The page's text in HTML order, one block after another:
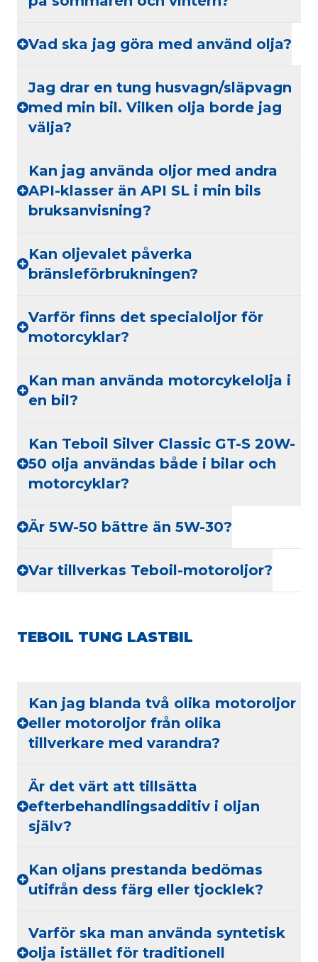
Vad ska jag göra med använd olja?
Jag drar en tung husvagn/släpvagn
med min bil. Vilken olja borde jag
välja?
Kan jag använda oljor med andra
API-klasser än API SL i min bils
bruksanvisning?
Kan oljevalet påverka
bränsleförbrukningen?
Varför finns det specialoljor för
motorcyklar?
Kan man använda motorcykelolja i
en bil?
Kan Teboil Silver Classic GT-S 20W-
50 olja användas både i bilar och
motorcyklar?
Är 5W-50 bättre än 5W-30?
Var tillverkas Teboil-motoroljor?
TEBOIL TUNG LASTBIL
Kan jag blanda två olika motoroljor
eller motoroljor från olika
tillverkare med varandra?
Är det värt att tillsätta
efterbehandlingsadditiv i oljan
själv?
Kan oljans prestanda bedömas
utifrån dess färg eller tjocklek?
Varför ska man använda syntetisk
olja istället för traditionell